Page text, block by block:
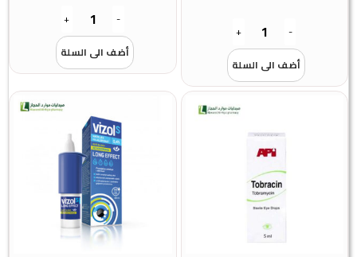
-
+
أضف الى السلة
-
+
أضف الى السلة